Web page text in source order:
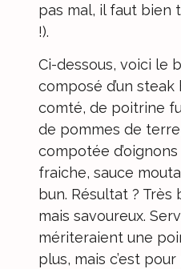
pas mal, il faut bien
!).
Ci-dessous, voici le
composé d’un
comté, de poitrine
de pommes de
compotée
fraiche, sauce
bun. Résultat ?
mais savoureux.
mériteraient une
plus, mais c’est